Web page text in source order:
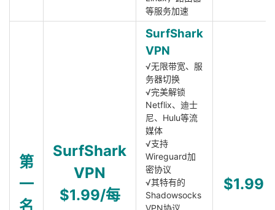
等服务加速
第
一
名
SurfShark
VPN
$1.99/每
SurfShark
VPN
√无限带宽、服
务器切换
√完美解锁
Netflix、迪士
尼、Hulu等流
媒体
√支持
Wireguard加
密协议
√其特有的
Shadowsocks
VPN协议
$1.99